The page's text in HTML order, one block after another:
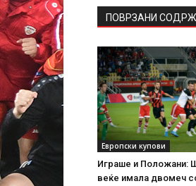
ПОВРЗАНИ
Европски купови
Играше и Положани:
веќе имала двомеч